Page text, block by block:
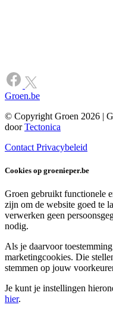
Groen.be
© Copyright Groen 2026 |
doorTectonica
Contact Privacybeleid
Cookies op groenieper.be
Groen gebruikt functionele
zijn om de website goed te
verwerken geen
nodig.
Als je daarvoor
marketingcookies. Die
stemmen op jouw
Je kunt je instellingen
hier.